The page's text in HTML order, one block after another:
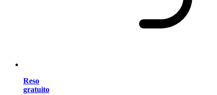
Reso
gratuito